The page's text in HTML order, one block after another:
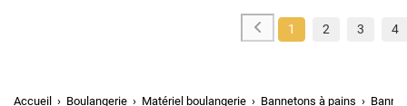
1 2 3 4
Accueil Boulangerie Matériel boulangerie Bannetons à pains